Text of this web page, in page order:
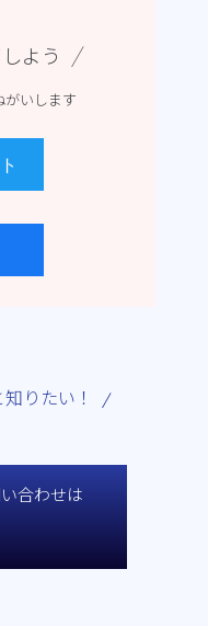
よう
いします
りたい！
合わせは